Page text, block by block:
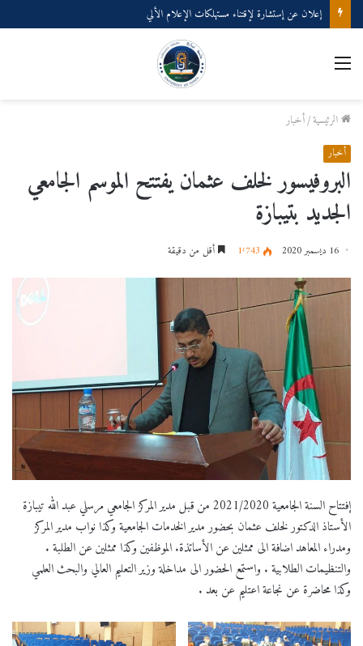
إعلان عن إستشارة لإقتناء مستهلكات الإعلام الألي
القائمة
الرئيسية/أخبار
أخبار
البروفيسور لخلف عثمان يفتتح الموسم الجامعي
الجديد بتيبازة
16 ديسمبر 2020 1٬743 أقل من دقيقة
إفتتاح السنة الجامعية 2021/2020 من قبل مدير المركز الجامعي مرسلي عبد الله تيبازة
الأستاذ الدكتور لخلف عثمان بحضور مدير الخدمات الجامعية وكذا نواب مدير المركز
ومدراء المعاهد اضافة الى ممثلين عن الأساتذة. الموظفين وكذا ممثلين عن الطلبة .
والتنظيمات الطلابية . واستمع الحضور الى مداخلة وزير التعليم العالي والبحث العلمي
وكذا محاضرة عن نجاعة اعتليم عن بعد .